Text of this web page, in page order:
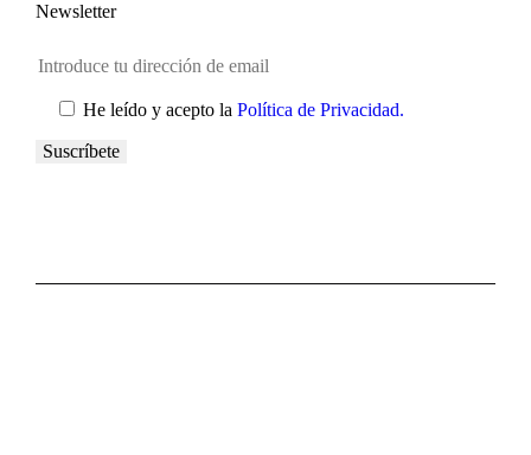
Newsletter
He leído y acepto la Política de Privacidad.